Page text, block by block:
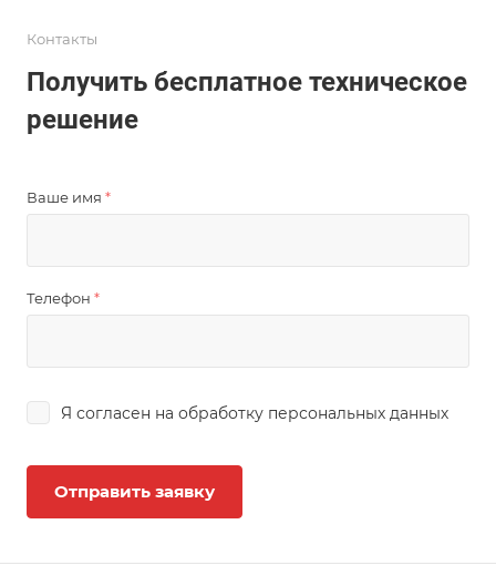
Контакты
Получить бесплатное техническое
решение
Ваше имя *
Телефон *
Я согласен на обработку персональных данных